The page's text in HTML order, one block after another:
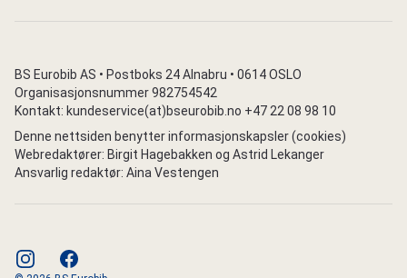
BS Eurobib AS • Postboks 24 Alnabru • 0614 OSLO
Organisasjonsnummer 982754542
Kontakt: kundeservice(at)bseurobib.no +47 22 08 98 10
Denne nettsiden benytter informasjonskapsler (cookies)
Webredaktører: Birgit Hagebakken og Astrid Lekanger
Ansvarlig redaktør: Aina Vestengen
instagramfacebook